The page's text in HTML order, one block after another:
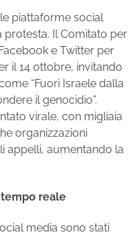
piattaforme social
protesta. Il Comitato per
e Twitter per
il 14 ottobre, invitando
“Fuori Israele dalla
il genocidio”.
virale, con migliaia
organizzazioni
appelli, aumentando la
reale
media sono stati